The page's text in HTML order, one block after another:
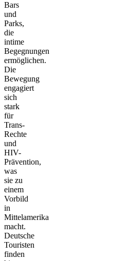
Bars
und
Parks,
die
intime
Begegnungen
ermöglichen.
Die
Bewegung
engagiert
sich
stark
für
Trans-
Rechte
und
HIV-
Prävention,
was
sie zu
einem
Vorbild
in
Mittelamerika
macht.
Deutsche
Touristen
finden